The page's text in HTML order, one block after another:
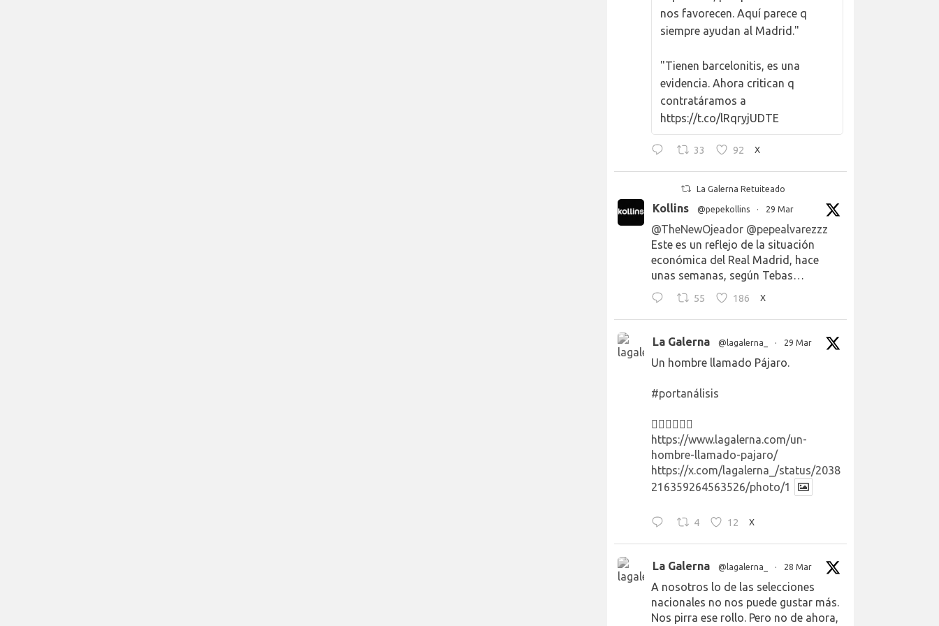
nos favorecen. Aquí parece q
siempre ayudan al Madrid."
"Tienen barcelonitis, es una
evidencia. Ahora critican q
contratáramos a
https://t.co/lRqryjUDTE
33 92 X
La Galerna Retuiteado
Kollins @pepekollins · 29 Mar
@TheNewOjeador @pepealvarezzz
Este es un reflejo de la situación
económica del Real Madrid, hace
unas semanas, según Tebas…
55 186 X
La Galerna @lagalerna_ · 29 Mar
Un hombre llamado Pájaro.
#portanálisis
👉🏻👉🏻👉🏻
https://www.lagalerna.com/un-
hombre-llamado-pajaro/
https://x.com/lagalerna_/status/2038
216359264563526/photo/1
4 12 X
La Galerna @lagalerna_ · 28 Mar
A nosotros lo de las selecciones
nacionales no nos puede gustar más.
Nos pirra ese rollo. Pero no de ahora,